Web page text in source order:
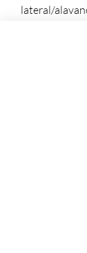
lateral/
Válvula de